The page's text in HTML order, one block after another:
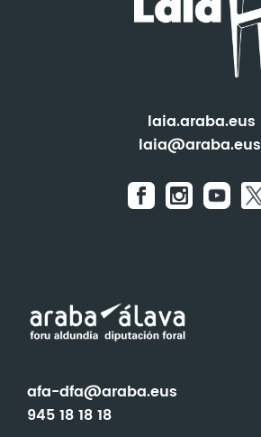
laia.araba.eus
laia@araba.eus
afa-dfa@araba.eus
945 18 18 18